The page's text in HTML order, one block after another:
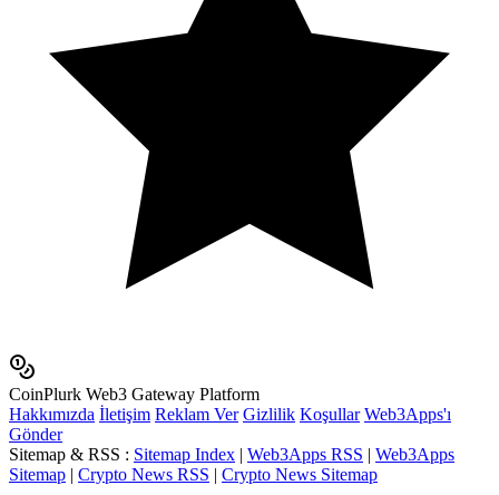
CoinPlurk Web3 Gateway Platform
Hakkımızda İletişim Reklam Ver Gizlilik Koşullar Web3Apps'ı
Gönder
Sitemap & RSS : Sitemap Index | Web3Apps RSS | Web3Apps
Sitemap | Crypto News RSS | Crypto News Sitemap